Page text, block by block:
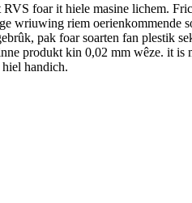
foar it hiele masine lichem.
wriuwing riem oerienkommende
pak foar soarten fan plestik
produkt kin 0,02 mm wêze. it is
handich.